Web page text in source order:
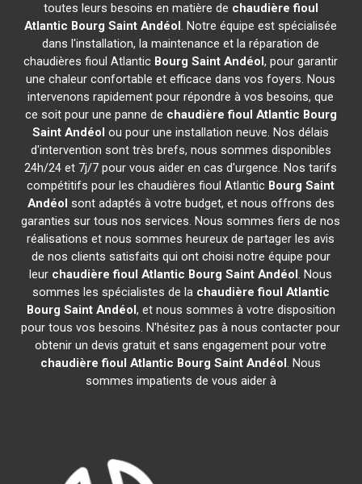
toutes leurs besoins en matière de chaudière fioul
Atlantic Bourg Saint Andéol. Notre équipe est spécialisée
dans l'installation, la maintenance et la réparation de
chaudières fioul Atlantic Bourg Saint Andéol, pour garantir
une chaleur confortable et efficace dans vos foyers. Nous
intervenons rapidement pour répondre à vos besoins, que
ce soit pour une panne de chaudière fioul Atlantic Bourg
Saint Andéol ou pour une installation neuve. Nos délais
d'intervention sont très brefs, nous sommes disponibles
24h/24 et 7j/7 pour vous aider en cas d'urgence. Nos tarifs
compétitifs pour les chaudières fioul Atlantic Bourg Saint
Andéol sont adaptés à votre budget, et nous offrons des
garanties sur tous nos services. Nous sommes fiers de nos
réalisations et nous sommes heureux de partager les avis
de nos clients satisfaits qui ont choisi notre équipe pour
leur chaudière fioul Atlantic Bourg Saint Andéol. Nous
sommes les spécialistes de la chaudière fioul Atlantic
Bourg Saint Andéol, et nous sommes à votre disposition
pour tous vos besoins. N'hésitez pas à nous contacter pour
obtenir un devis gratuit et sans engagement pour votre
chaudière fioul Atlantic Bourg Saint Andéol. Nous
sommes impatients de vous aider à